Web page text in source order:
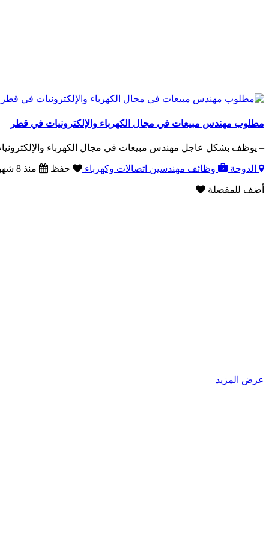
مطلوب مهندس مبيعات في مجال الكهرباء والإلكترونيات في قطر
– يوظف بشكل عاجل مهندس مبيعات في مجال الكهرباء
الدوحة وظائف مهندسين اتصالات وكهرباء حفظ منذ 8 شهور
أضف للمفضلة
عرض المزيد